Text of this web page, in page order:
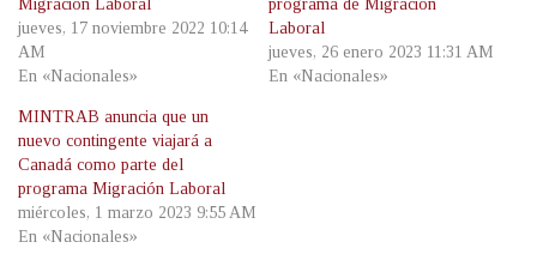
Migración Laboral
jueves, 17 noviembre 2022 10:14
AM
En «Nacionales»
programa de Migración
Laboral
jueves, 26 enero 2023 11:31 AM
En «Nacionales»
MINTRAB anuncia que un
nuevo contingente viajará a
Canadá como parte del
programa Migración Laboral
miércoles, 1 marzo 2023 9:55 AM
En «Nacionales»